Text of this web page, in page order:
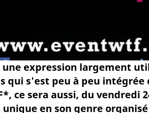
expression largement
qui s'est peu à peu
ce sera aussi, du vendredi
en son genre